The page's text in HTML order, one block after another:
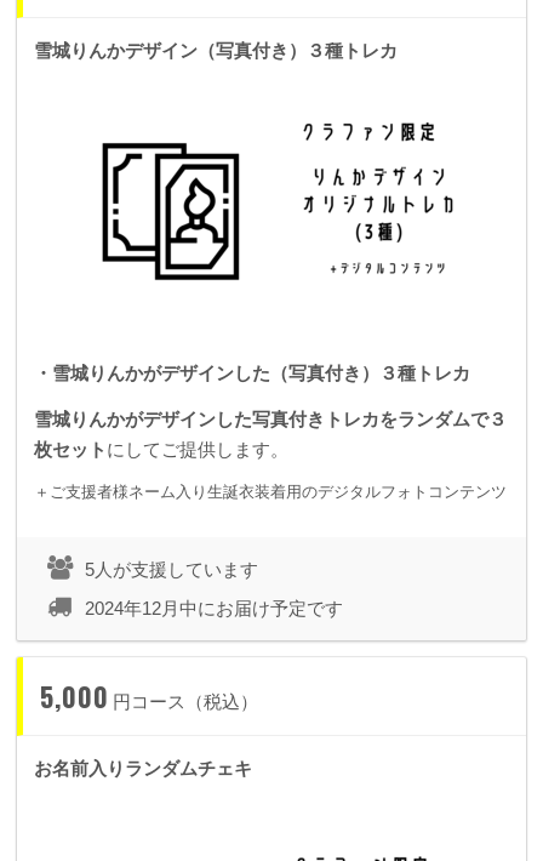
雪城りんかデザイン（写真付き）３種トレカ
・雪城りんかがデザインした（写真付き）３種トレカ
雪城りんかがデザインした写真付きトレカをランダムで３
枚セット にしてご提供します。
＋ご支援者様ネーム入り生誕衣装着用のデジタルフォトコンテンツ
5人が支援しています
2024年12月中にお届け予定です
5,000 円コース（税込）
お名前入りランダムチェキ